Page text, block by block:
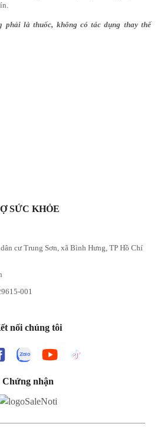
phải là thuốc, không có tác dụng thay thế
SỨC KHỎE
cư Trung Sơn, xã Bình Hưng, TP Hồ Chí
001
nối chúng tôi
Chứng nhận